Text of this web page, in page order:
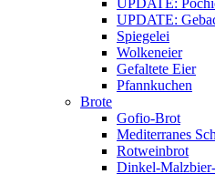
UPDATE:
UPDATE:
Spiegelei
Wolkeneier
Gefaltete Eier
Pfannkuchen
Brote
Gofio-Brot
Mediterranes
Rotweinbrot
Dinkel-